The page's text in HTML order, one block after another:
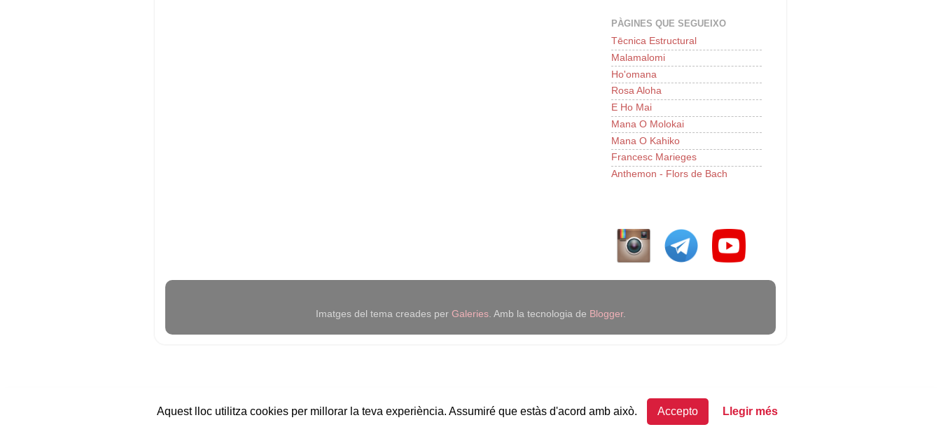
Aquest lloc utilitza cookies per millorar la teva experiència. Assumiré que estàs d'acord amb això. Accepto Llegir més
PÀGINES QUE SEGUEIXO
Tēcnica Estructural
Malamalomi
Ho'omana
Rosa Aloha
E Ho Mai
Mana O Molokai
Mana O Kahiko
Francesc Marieges
Anthemon - Flors de Bach
Imatges del tema creades per Galeries. Amb la tecnologia de Blogger.